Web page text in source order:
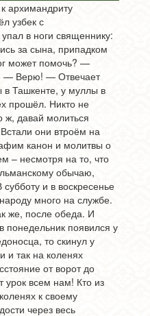
архимандриту
узбек с
в ноги священнику:
за сына, припадком
может помочь? —
— Верю! — Отвечает
Ташкенте, у муллы в
прошёл. Никто не
давай молиться
они втроём на
канон и молитвы о
– несмотря на то, что
обычаю,
и в воскресенье
много на службе.
же, после обеда. И
понедельник появился у
то скинул у
и так на коленях
от ворот до
всем нам! Кто из
к своему
через весь